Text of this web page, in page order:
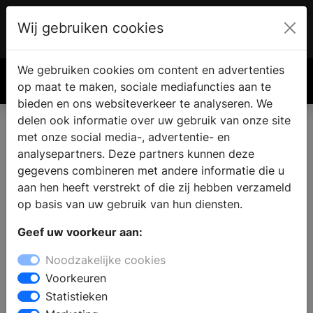
€ 0.00
Wij gebruiken cookies
We gebruiken cookies om content en advertenties
op maat te maken, sociale mediafuncties aan te
bieden en ons websiteverkeer te analyseren. We
delen ook informatie over uw gebruik van onze site
met onze social media-, advertentie- en
analysepartners. Deze partners kunnen deze
gegevens combineren met andere informatie die u
aan hen heeft verstrekt of die zij hebben verzameld
op basis van uw gebruik van hun diensten.
Geef uw voorkeur aan:
Noodzakelijke cookies
Voorkeuren
Statistieken